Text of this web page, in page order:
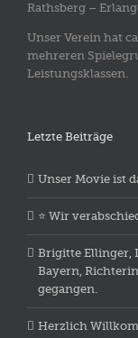
Rathsberg –
Unser Verein hat
mehreren
Leistungsklassen.
Letzte Beiträge
Unser Movie ist
⭐️ Wir
Brigitte Ellinger,
Bayern,
gegangen.
Herzlich